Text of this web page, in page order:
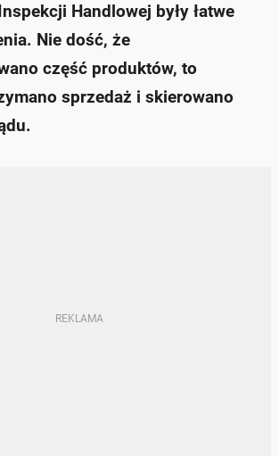
Handlowej były łatwe
Nie dość, że
część produktów, to
sprzedaż i skierowano